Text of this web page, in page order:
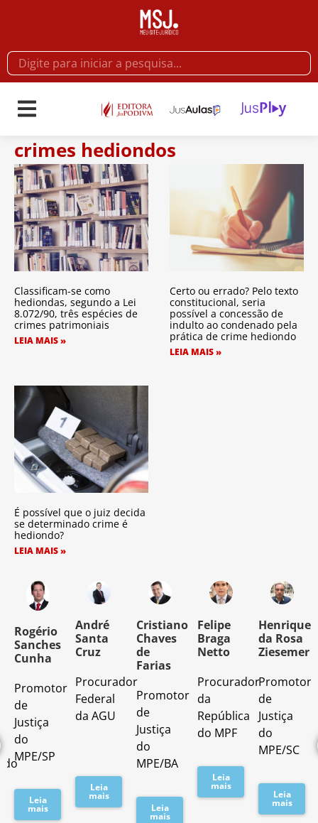
crimes hediondos
Classificam-se como
hediondas, segundo a Lei
8.072/90, três espécies de
crimes patrimoniais
LEIA MAIS »
Certo ou errado? Pelo texto
constitucional, seria
possível a concessão de
indulto ao condenado pela
prática de crime hediondo
LEIA MAIS »
É possível que o juiz decida
se determinado crime é
hediondo?
LEIA MAIS »
Rogério
Sanches
Cunha
Promotor
de
Justiça
do
MPE/SP
Leia
mais
André
Santa
Cruz
Procurador
Federal
da AGU
Leia
mais
Cristiano
Chaves
de
Farias
Promotor
de
Justiça
do
MPE/BA
Leia
mais
Felipe
Braga
Netto
Procurador
da
República
do MPF
Leia
mais
Henrique
da Rosa
Ziesemer
Promotor
de
Justiça
do
MPE/SC
Leia
mais